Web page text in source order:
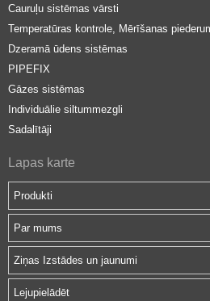
Cauruļu sistēmas vārsti
Temperatūras kontrole, Mērīšanas
Dzeramā ūdens sistēmas
PIPEFIX
Gāzes sistēmas
Individuālie siltummezgli
Sadalītāji
Lapas karte
Produkti
Par mums
Ziņas Izstādes un jaunumi
Lejupielādēt